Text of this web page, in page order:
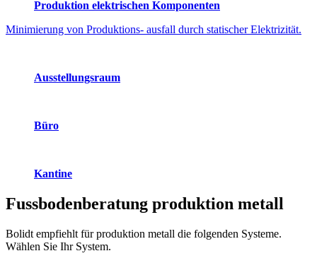
Produktion elektrischen Komponenten
Minimierung von Produktions- ausfall durch statischer Elektrizität.
Ausstellungsraum
Büro
Kantine
Fussbodenberatung produktion metall
Bolidt empfiehlt für produktion metall die folgenden Systeme.
Wählen Sie Ihr System.